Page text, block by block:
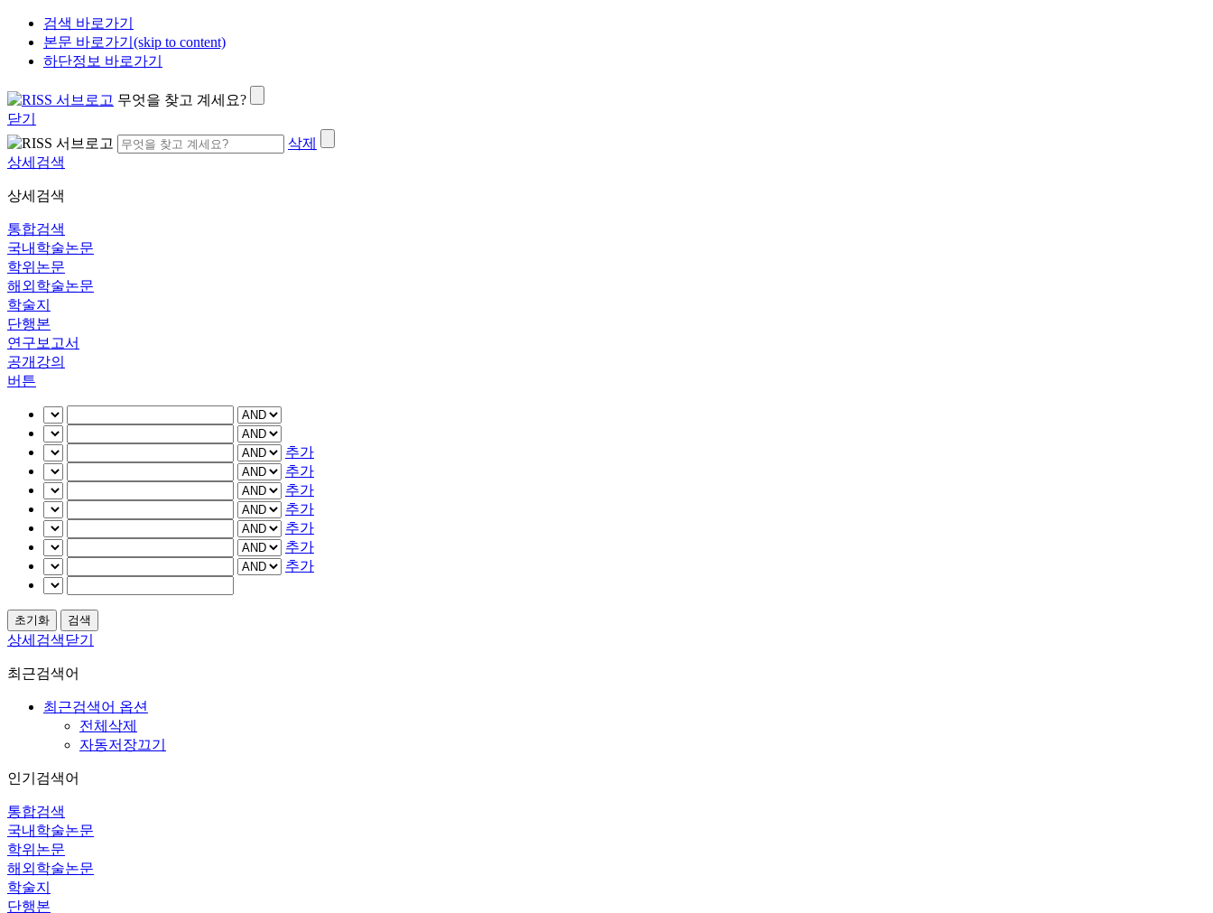
검색 바로가기
본문 바로가기(skip to content)
하단정보 바로가기
무엇을 찾고 계세요?
닫기
삭제
상세검색
상세검색
통합검색
국내학술논문
학위논문
해외학술논문
학술지
단행본
연구보고서
공개강의
버튼
추가
추가
추가
추가
추가
추가
추가
상세검색닫기
최근검색어
최근검색어 옵션
전체삭제
자동저장끄기
인기검색어
통합검색
국내학술논문
학위논문
해외학술논문
학술지
단행본